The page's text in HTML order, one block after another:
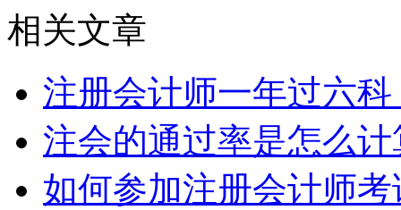
相关文章
注册会计师一年过六
注会的通过率是怎么
如何参加注册会计师